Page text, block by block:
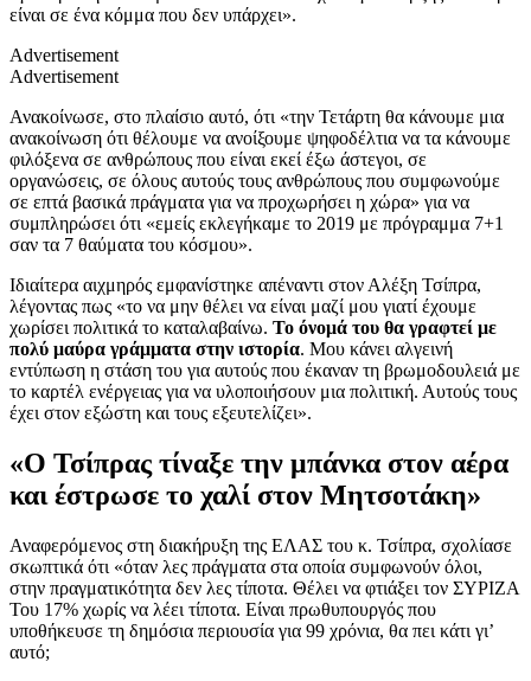
είναι σε ένα κόμμα που δεν υπάρχει».
Advertisement
Advertisement
Ανακοίνωσε, στο πλαίσιο αυτό, ότι «την Τετάρτη θα κάνουμε μια
ανακοίνωση ότι θέλουμε να ανοίξουμε ψηφοδέλτια να τα κάνουμε
φιλόξενα σε ανθρώπους που είναι εκεί έξω άστεγοι, σε
οργανώσεις, σε όλους αυτούς τους ανθρώπους που συμφωνούμε
σε επτά βασικά πράγματα για να προχωρήσει η χώρα» για να
συμπληρώσει ότι «εμείς εκλεγήκαμε το 2019 με πρόγραμμα 7+1
σαν τα 7 θαύματα του κόσμου».
Ιδιαίτερα αιχμηρός εμφανίστηκε απέναντι στον Αλέξη Τσίπρα,
λέγοντας πως «το να μην θέλει να είναι μαζί μου γιατί έχουμε
χωρίσει πολιτικά το καταλαβαίνω. Το όνομά του θα γραφτεί με
πολύ μαύρα γράμματα στην ιστορία. Μου κάνει αλγεινή
εντύπωση η στάση του για αυτούς που έκαναν τη βρωμοδουλειά με
το καρτέλ ενέργειας για να υλοποιήσουν μια πολιτική. Αυτούς τους
έχει στον εξώστη και τους εξευτελίζει».
«Ο Τσίπρας τίναξε την μπάνκα στον αέρα
και έστρωσε το χαλί στον Μητσοτάκη»
Αναφερόμενος στη διακήρυξη της ΕΛΑΣ του κ. Τσίπρα, σχολίασε
σκωπτικά ότι «όταν λες πράγματα στα οποία συμφωνούν όλοι,
στην πραγματικότητα δεν λες τίποτα. Θέλει να φτιάξει τον ΣΥΡΙΖΑ
Του 17% χωρίς να λέει τίποτα. Είναι πρωθυπουργός που
υποθήκευσε τη δημόσια περιουσία για 99 χρόνια, θα πει κάτι γι’
αυτό;